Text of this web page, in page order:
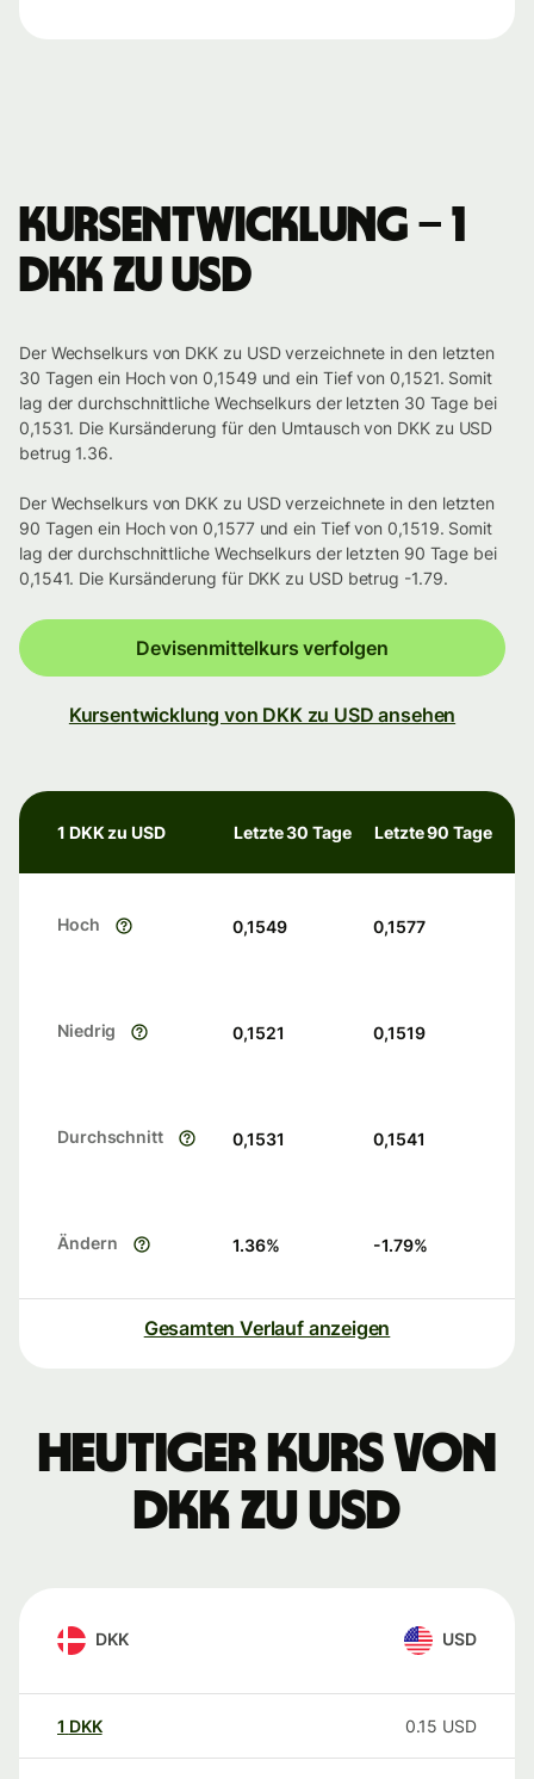
Kursentwicklung – 1
DKK zu USD
Der Wechselkurs von DKK zu USD verzeichnete in den letzten
30 Tagen ein Hoch von 0,1549 und ein Tief von 0,1521. Somit
lag der durchschnittliche Wechselkurs der letzten 30 Tage bei
0,1531. Die Kursänderung für den Umtausch von DKK zu USD
betrug 1.36.
Der Wechselkurs von DKK zu USD verzeichnete in den letzten
90 Tagen ein Hoch von 0,1577 und ein Tief von 0,1519. Somit
lag der durchschnittliche Wechselkurs der letzten 90 Tage bei
0,1541. Die Kursänderung für DKK zu USD betrug -1.79.
Devisenmittelkurs verfolgen
Kursentwicklung von DKK zu USD ansehen
1 DKK zu USD Letzte 30 Tage Letzte 90 Tage
Hoch 0,1549 0,1577
Niedrig 0,1521 0,1519
Durchschnitt 0,1531 0,1541
Ändern 1.36% -1.79%
Gesamten Verlauf anzeigen
Heutiger Kurs von
DKK zu USD
DKK USD
1 DKK 0.15 USD